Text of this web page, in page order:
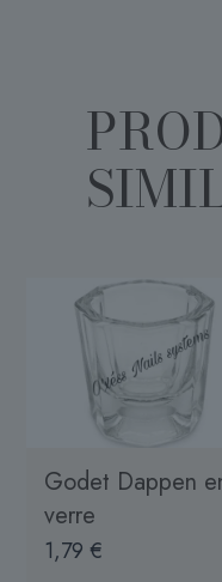
Godet Dappen
verre
1,79€